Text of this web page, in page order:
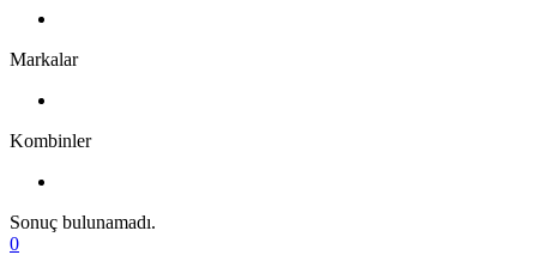
Markalar
Kombinler
Sonuç bulunamadı.
0